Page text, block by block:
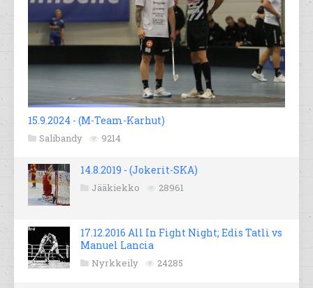
15.9.2024 - (M-Team-Karhut)
Salibandy 9214
14.8.2019 - (Jokerit-SKA)
Jääkiekko 28961
17.12.2016 All In Fight Night; Edis Tatli vs
Manuel Lancia
Nyrkkeily 24285